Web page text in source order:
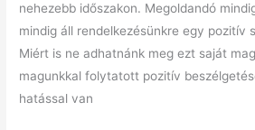
nehezebb időszakon. Megoldandó
mindig áll rendelkezésünkre egy pozitív
Miért is ne adhatnánk meg ezt saját
magunkkal folytatott pozitív
hatással van